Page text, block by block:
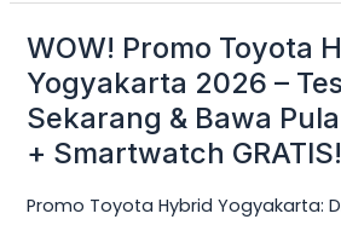
WOW! Promo Toyota
Yogyakarta 2026 –
Sekarang & Bawa
+ Smartwatch GRATIS!
Promo Toyota Hybrid Yogyakarta:
WOW!
Promo
Toyota
Hybrid
2026